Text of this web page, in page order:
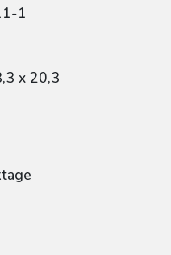
1
x 20,3